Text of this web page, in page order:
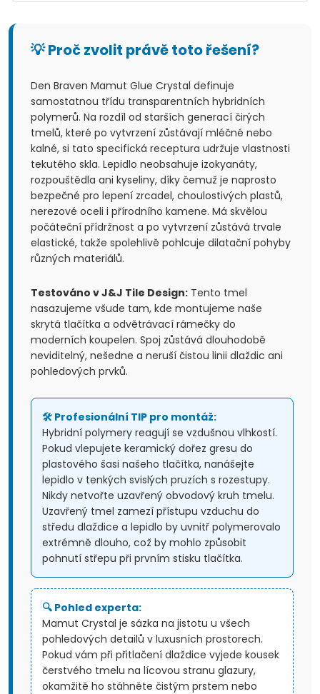
💡 Proč zvolit právě toto řešení?
Den Braven Mamut Glue Crystal definuje
samostatnou třídu transparentních hybridních
polymerů. Na rozdíl od starších generací čirých
tmelů, které po vytvrzení zůstávají mléčné nebo
kalné, si tato specifická receptura udržuje vlastnosti
tekutého skla. Lepidlo neobsahuje izokyanáty,
rozpouštědla ani kyseliny, díky čemuž je naprosto
bezpečné pro lepení zrcadel, choulostivých plastů,
nerezové oceli i přírodního kamene. Má skvělou
počáteční přídržnost a po vytvrzení zůstává trvale
elastické, takže spolehlivě pohlcuje dilatační pohyby
různých materiálů.
Testováno v J&J Tile Design: Tento tmel
nasazujeme všude tam, kde montujeme naše
skrytá tlačítka a odvětrávací rámečky do
moderních koupelen. Spoj zůstává dlouhodobě
neviditelný, nešedne a neruší čistou linii dlaždic ani
pohledových prvků.
🛠️ Profesionální TIP pro montáž:
Hybridní polymery reagují se vzdušnou vlhkostí.
Pokud vlepujete keramický dořez gresu do
plastového šasi našeho tlačítka, nanášejte
lepidlo v tenkých svislých pruzích s rozestupy.
Nikdy netvořte uzavřený obvodový kruh tmelu.
Uzavřený tmel zamezí přístupu vzduchu do
středu dlaždice a lepidlo by uvnitř polymerovalo
extrémně dlouho, což by mohlo způsobit
pohnutí střepu při prvním stisku tlačítka.
🔍 Pohled experta:
Mamut Crystal je sázka na jistotu u všech
pohledových detailů v luxusních prostorech.
Pokud vám při přitlačení dlaždice vyjede kousek
čerstvého tmelu na lícovou stranu glazury,
okamžitě ho stáhněte čistým prstem nebo